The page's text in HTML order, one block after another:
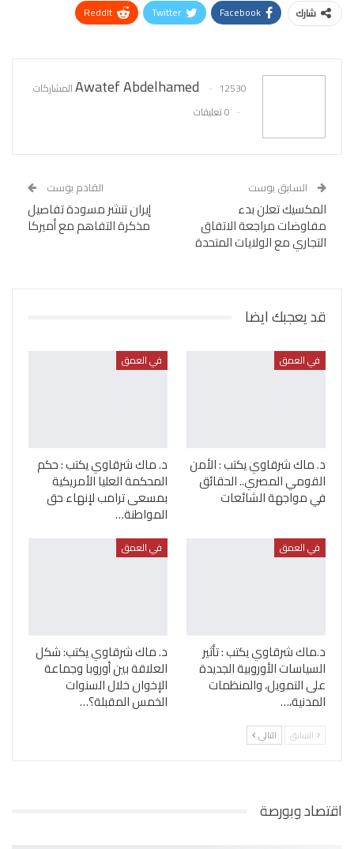
شارك Facebook
Twitter
ReddIt
Awatef Abdelhamed
12530 المشاركات
0 تعليقات
السابق بوست
المكسيك تعلن بدء
مفاوضات مراجعة الاتفاق
التجاري مع الولايات المتحدة
القادم بوست
إيران تنشر مسودة تفاصيل
مذكرة التفاهم مع أميركا
قد يعجبك ايضا
في العمق
د. ماك شرقاوي يكتب : الأمن
القومي المصري.. الحقائق
في مواجهة الشائعات
في العمق
د. ماك شرقاوي يكتب : حكم
المحكمة العليا الأمريكية
بمسعى ترامب لإنهاء حق
المواطنة…
في العمق
د.ماك شرقاوي يكتب : تأثير
السياسات الأوروبية الجديدة
على التمويل، والمنظمات
المدنية،…
في العمق
د. ماك شرقاوي يكتب: شكل
العلاقة بين أوروبا وجماعة
الإخوان خلال السنوات
الخمس المقبلة؟…
السابق التالي
اقتصاد وبورصة